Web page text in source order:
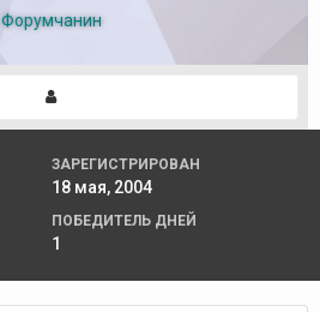
Форумчанин
ЗАРЕГИСТРИРОВАН
18 мая, 2004
ПОБЕДИТЕЛЬ ДНЕЙ
1